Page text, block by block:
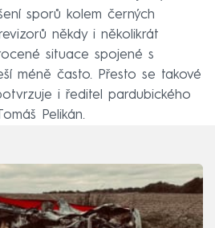
sporů kolem černých
někdy i několikrát
situace spojené s
méně často. Přesto se takové
i ředitel pardubického
Pelikán.